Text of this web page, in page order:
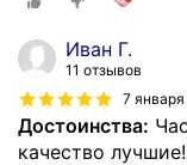
Иван Г.
11 отзывов
7
Достоинства:
качество лучшие!